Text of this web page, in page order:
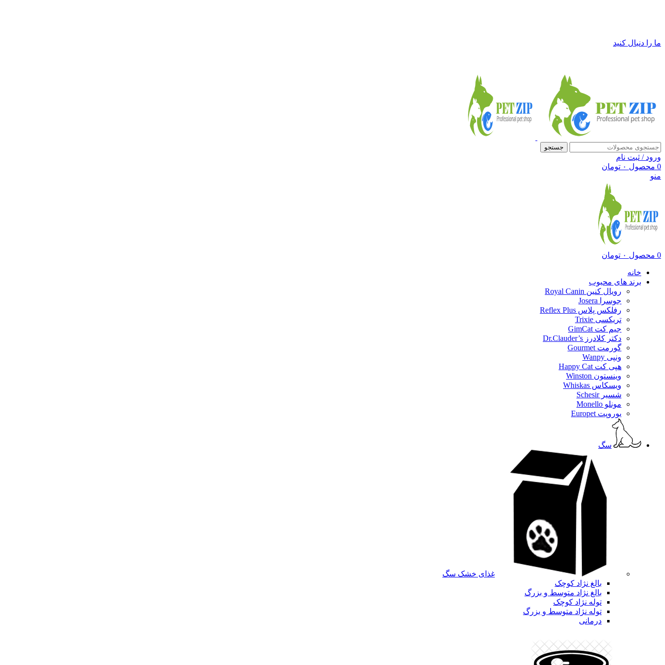
ما را دنبال کنید
جستجو
ورود / ثبت نام
0 محصول ۰ تومان
منو
0 محصول ۰ تومان
خانه
برند های محبوب
رویال کنین Royal Canin
جوسرا Josera
رفلکس پلاس Reflex Plus
تریکسی Trixie
جیم کت GimCat
دکتر کلادرز Dr.Clauder’s
گورمت Gourmet
ونپی Wanpy
هپی کت Happy Cat
وینستون Winston
ویسکاس Whiskas
شسیر Schesir
مونلو Monello
یوروپت Europet
سگ
غذای خشک سگ
بالغ نژاد کوچک
بالغ نژاد متوسط و بزرگ
توله نژاد کوچک
توله نژاد متوسط و بزرگ
درمانی